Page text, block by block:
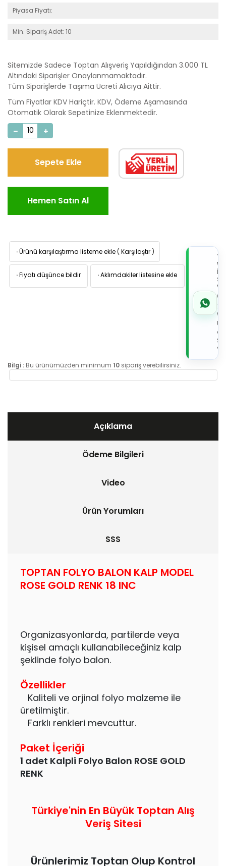
Piyasa Fiyatı:
Min. Sipariş Adet: 10
Sitemizde Sadece Toptan Alışveriş Yapıldığından 3.000 TL
Altındaki Siparişler Onaylanmamaktadır.
Tüm Siparişlerde Taşıma Ücreti Alıcıya Aittir.
Tüm Fiyatlar KDV Hariçtir. KDV, Ödeme Aşamasında
Otomatik Olarak Sepetinize Eklenmektedir.
Sepete Ekle
Hemen Satın Al
·Ürünü karşılaştırma listeme ekle ( Karşılaştır )
·Fiyatı düşünce bildir ·Aklımdakiler listesine ekle
İLE
de
Bilgi : Bu ürünümüzden minimum 10 sipariş verebilirsiniz.
Açıklama
Ödeme Bilgileri
Video
Ürün Yorumları
SSS
TOPTAN FOLYO BALON KALP MODEL
ROSE GOLD RENK 18 INC
Organizasyonlarda, partilerde veya
kişisel amaçlı kullanabileceğiniz kalp
şeklinde folyo balon.
Özellikler
Kaliteli ve orjinal folyo malzeme ile
üretilmiştir.
Farklı renkleri mevcuttur.
Paket İçeriği
1 adet Kalpli Folyo Balon ROSE GOLD
RENK
Türkiye'nin En Büyük Toptan Alış
Veriş Sitesi
Ürünlerimiz Toptan Olup Kontrol